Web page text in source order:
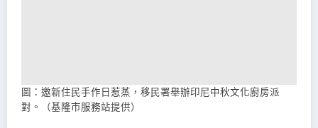
圖：邀新住民手作日惹蒸，移民署舉辦印尼中秋文化廚房派
對。（基隆市服務站提供）